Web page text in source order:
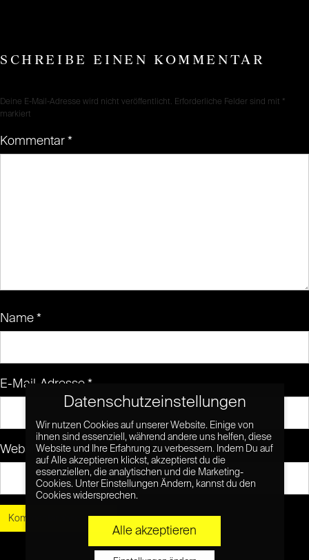
SCHREIBE EINEN KOMMENTAR
Deine E-Mail-Adresse wird nicht veröffentlicht. Erforderliche Felder sind mit *
markiert
Kommentar *
Name *
E-Mail-Adresse *
Website
Datenschutzeinstellungen
Wir nutzen Cookies auf unserer Website. Einige von
ihnen sind essenziell, während andere uns helfen, diese
Website und Ihre Erfahrung zu verbessern. Indem Du auf
auf Alle akzeptieren klickst, akzeptierst du die
essenziellen, die analytischen und die Marketing-
Cookies. Unter Einstellungen Ändern, kannst du den
Cookies widersprechen.
Alle akzeptieren